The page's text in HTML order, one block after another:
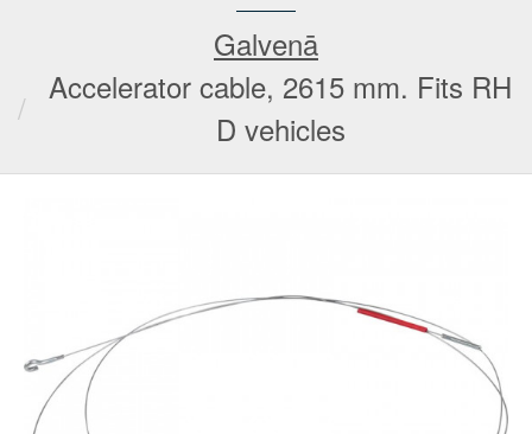
Galvenā
Accelerator cable, 2615 mm. Fits RH
D vehicles